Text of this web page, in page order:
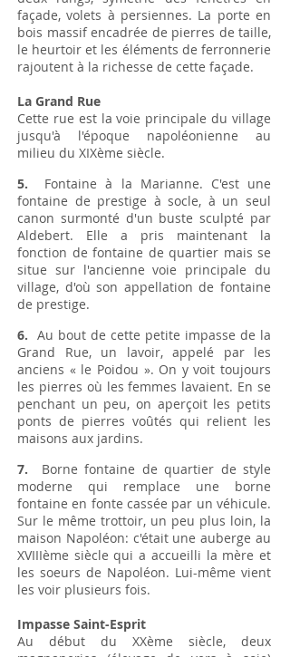
façade, volets à persiennes. La porte en
bois massif encadrée de pierres de taille,
le heurtoir et les éléments de ferronnerie
rajoutent à la richesse de cette façade.
La Grand Rue
Cette rue est la voie principale du village
jusqu'à l'époque napoléonienne au
milieu du XIXème siècle.
5.
Fontaine à la Marianne. C'est une
fontaine de prestige à socle, à un seul
canon surmonté d'un buste sculpté par
Aldebert. Elle a pris maintenant la
fonction de fontaine de quartier mais se
situe sur l'ancienne voie principale du
village, d'où son appellation de fontaine
de prestige.
6. Au bout de cette petite impasse de la
Grand Rue, un lavoir, appelé par les
anciens « le Poidou ». On y voit toujours
les pierres où les femmes lavaient. En se
penchant un peu, on aperçoit les petits
ponts de pierres voûtés qui relient les
maisons aux jardins.
7. Borne fontaine de quartier de style
moderne qui remplace une borne
fontaine en fonte cassée par un véhicule.
Sur le même trottoir, un peu plus loin, la
maison Napoléon: c'était une auberge au
XVIIIème siècle qui a accueilli la mère et
les soeurs de Napoléon. Lui-même vient
les voir plusieurs fois.
Impasse Saint-Esprit
Au début du XXème siècle, deux